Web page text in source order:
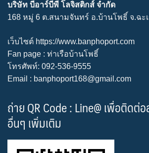
บริษัท บีอาร์บีพี โลจิสติกส์ จำกัด
168 หมู่ 6 ต.สนามจันทร์ อ.บ้านโพธิ์ จ.ฉะเ
เว็บไซต์ https://www.banphoport.com
Fan page : ท่าเรือบ้านโพธิ์
โทรศัพท์: 092-536-9555
Email : banphoport168@gmail.com
ถ่าย QR Code : Line@ เพื่อติดต่
อื่นๆ เพิ่มเติม